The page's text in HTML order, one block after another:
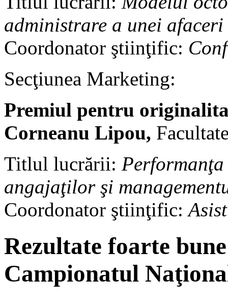
administrare a unei afaceri
Coordonator ştiinţific:
Secţiunea Marketing:
Premiul pentru
Corneanu Lipou,
Titlul lucrării:
angajaţilor şi
Coordonator ştiinţific:
Rezultate foarte
Campionatul